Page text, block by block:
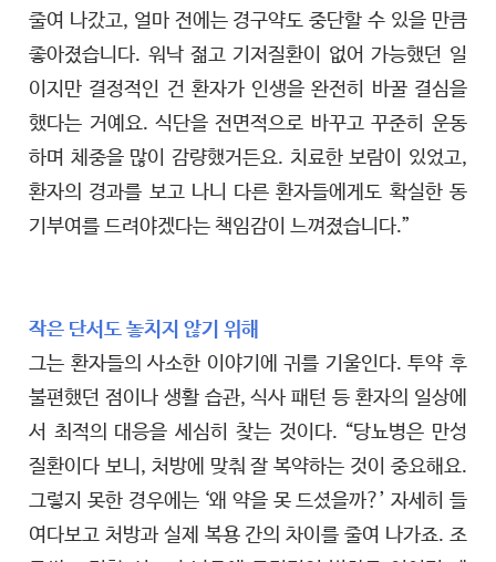
줄여 나갔고, 얼마 전에는 경구약도 중단할 수 있을 만큼
좋아졌습니다. 워낙 젊고 기저질환이 없어 가능했던 일
이지만 결정적인 건 환자가 인생을 완전히 바꿀 결심을
했다는 거예요. 식단을 전면적으로 바꾸고 꾸준히 운동
하며 체중을 많이 감량했거든요. 치료한 보람이 있었고,
환자의 경과를 보고 나니 다른 환자들에게도 확실한 동
기부여를 드려야겠다는 책임감이 느껴졌습니다.”
작은 단서도 놓치지 않기 위해
그는 환자들의 사소한 이야기에 귀를 기울인다. 투약 후
불편했던 점이나 생활 습관, 식사 패턴 등 환자의 일상에
서 최적의 대응을 세심히 찾는 것이다. “당뇨병은 만성
질환이다 보니, 처방에 맞춰 잘 복약하는 것이 중요해요.
그렇지 못한 경우에는 ‘왜 약을 못 드셨을까?’ 자세히 들
여다보고 처방과 실제 복용 간의 차이를 줄여 나가죠. 조